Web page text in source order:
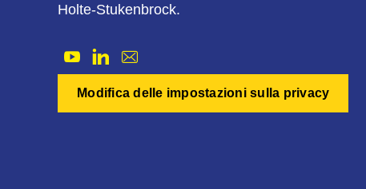
Holte-Stukenbrock.
Modifica delle impostazioni sulla privacy